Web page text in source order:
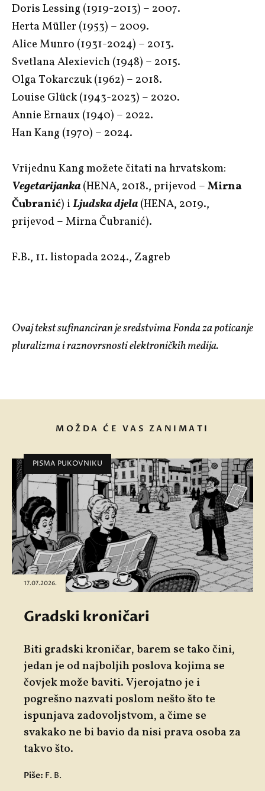
Doris Lessing (1919-2013) – 2007.
Herta Müller (1953) – 2009.
Alice Munro (1931-2024) – 2013.
Svetlana Alexievich (1948) – 2015.
Olga Tokarczuk (1962) – 2018.
Louise Glück (1943-2023) – 2020.
Annie Ernaux (1940) – 2022.
Han Kang (1970) – 2024.
Vrijednu Kang možete čitati na hrvatskom:
Vegetarijanka(HENA, 2018., prijevod –Mirna
Čubranić) iLjudska djela(HENA, 2019.,
prijevod – Mirna Čubranić).
F.B., 11. listopada 2024., Zagreb
Ovaj tekst sufinanciran je sredstvima Fonda za poticanje
pluralizma i raznovrsnosti elektroničkih medija.
MOŽDA ĆE VAS ZANIMATI
PISMA PUKOVNIKU
17.07.2026.
Gradski kroničari
Biti gradski kroničar, barem se tako čini,
jedan je od najboljih poslova kojima se
čovjek može baviti. Vjerojatno je i
pogrešno nazvati poslom nešto što te
ispunjava zadovoljstvom, a čime se
svakako ne bi bavio da nisi prava osoba za
takvo što.
Piše: F. B.